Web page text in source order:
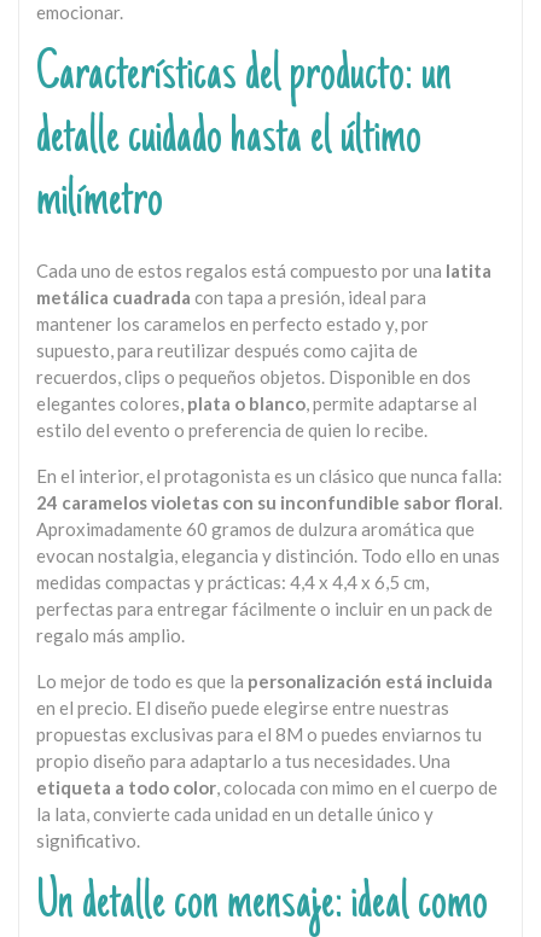
emocionar.
Características del producto: un
detalle cuidado hasta el último
milímetro
Cada uno de estos regalos está compuesto por una latita
metálica cuadrada con tapa a presión, ideal para
mantener los caramelos en perfecto estado y, por
supuesto, para reutilizar después como cajita de
recuerdos, clips o pequeños objetos. Disponible en dos
elegantes colores, plata o blanco, permite adaptarse al
estilo del evento o preferencia de quien lo recibe.
En el interior, el protagonista es un clásico que nunca falla:
24 caramelos violetas con su inconfundible sabor floral.
Aproximadamente 60 gramos de dulzura aromática que
evocan nostalgia, elegancia y distinción. Todo ello en unas
medidas compactas y prácticas: 4,4 x 4,4 x 6,5 cm,
perfectas para entregar fácilmente o incluir en un pack de
regalo más amplio.
Lo mejor de todo es que la personalización está incluida
en el precio. El diseño puede elegirse entre nuestras
propuestas exclusivas para el 8M o puedes enviarnos tu
propio diseño para adaptarlo a tus necesidades. Una
etiqueta a todo color, colocada con mimo en el cuerpo de
la lata, convierte cada unidad en un detalle único y
significativo.
Un detalle con mensaje: ideal como